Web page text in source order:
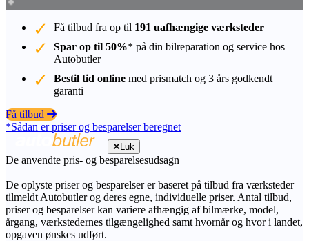
Få tilbud fra op til 191 uafhængige værksteder
Spar op til 50%* på din bilreparation og service hos
Autobutler
Bestil tid online med prismatch og 3 års godkendt
garanti
Få tilbud
*Sådan er priser og besparelser beregnet
Luk
De anvendte pris- og besparelsesudsagn
De oplyste priser og besparelser er baseret på tilbud fra værksteder
tilmeldt Autobutler og deres egne, individuelle priser. Antal tilbud,
priser og besparelser kan variere afhængig af bilmærke, model,
årgang, værkstedernes tilgængelighed samt hvornår og hvor i landet,
opgaven ønskes udført.